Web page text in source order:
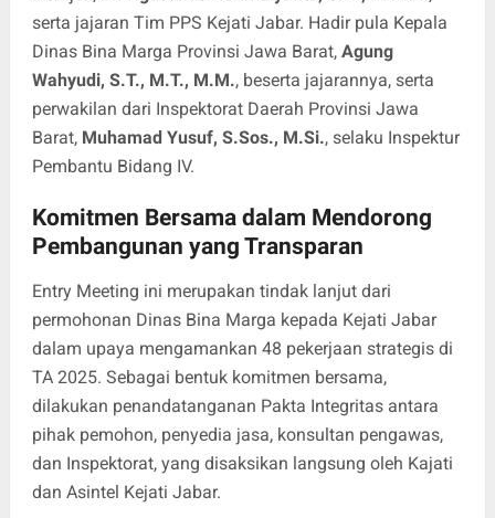
serta jajaran Tim PPS Kejati Jabar. Hadir pula Kepala
Dinas Bina Marga Provinsi Jawa Barat, Agung
Wahyudi, S.T., M.T., M.M., beserta jajarannya, serta
perwakilan dari Inspektorat Daerah Provinsi Jawa
Barat, Muhamad Yusuf, S.Sos., M.Si., selaku Inspektur
Pembantu Bidang IV.
Komitmen Bersama dalam Mendorong
Pembangunan yang Transparan
Entry Meeting ini merupakan tindak lanjut dari
permohonan Dinas Bina Marga kepada Kejati Jabar
dalam upaya mengamankan 48 pekerjaan strategis di
TA 2025. Sebagai bentuk komitmen bersama,
dilakukan penandatanganan Pakta Integritas antara
pihak pemohon, penyedia jasa, konsultan pengawas,
dan Inspektorat, yang disaksikan langsung oleh Kajati
dan Asintel Kejati Jabar.